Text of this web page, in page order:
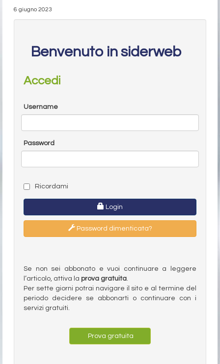
6 giugno 2023
Benvenuto in siderweb
Accedi
Username
Password
Ricordami
Login
Password dimenticata?
Se non sei abbonato e vuoi continuare a leggere
l’articolo, attiva la prova gratuita.
Per sette giorni potrai navigare il sito e al termine del
periodo decidere se abbonarti o continuare con i
servizi gratuiti.
Prova gratuita